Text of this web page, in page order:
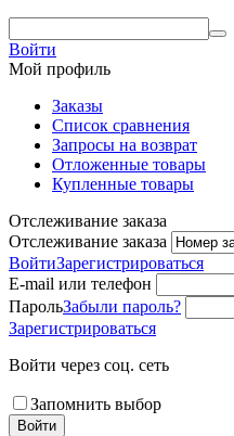
Войти
Мой профиль
Заказы
Список сравнения
Запросы на возврат
Отложенные товары
Купленные товары
Отслеживание заказа
Отслеживание заказа
ВойтиЗарегистрироваться
E-mail или телефон
ПарольЗабыли пароль?
Зарегистрироваться
Войти через соц. сеть
Запомнить выбор
Войти